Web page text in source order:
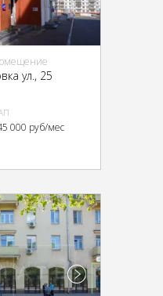
ул., 25
000 руб/мес